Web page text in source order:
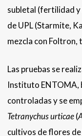
subletal (fertilidad
de UPL (Starmite,
mezcla con Foltron,
Las pruebas se
Instituto ENTOMA,
controladas y se
Tetranychus urticae(
cultivos de flores